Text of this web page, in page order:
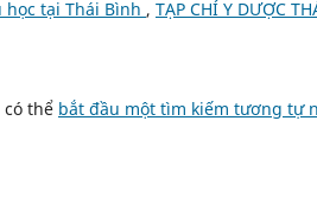
học tại Thái Bình , TẠP CHÍ Y DƯỢC
có thể bắt đầu một tìm kiếm tương tự